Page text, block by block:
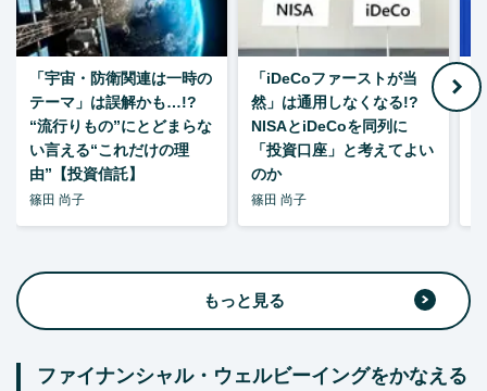
「宇宙・防衛関連は一時の
テーマ」は誤解かも…!?
“流行りもの”にとどまらな
い言える“これだけの理
由”【投資信託】
篠田 尚子
「iDeCoファーストが当
然」は通用しなくなる!?
NISAとiDeCoを同列に
「投資口座」と考えてよい
のか
篠田 尚子
もっと見る
ファイナンシャル・ウェルビーイングをかなえる